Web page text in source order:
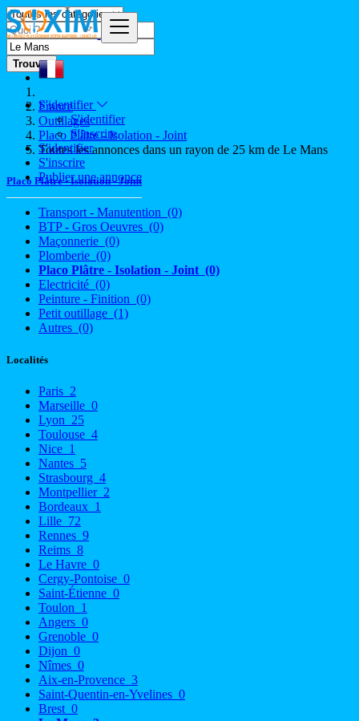
S'identifier
S'identifier
S'inscrire
S'identifier
S'inscrire
Publier une annonce
Trouver
France
Outillages
Placo Plâtre - Isolation - Joint
Toutes les annonces dans un rayon de 25 km de Le Mans
Placo Plâtre - Isolation - Joint
Transport - Manutention (0)
BTP - Gros Oeuvres (0)
Maçonnerie (0)
Plomberie (0)
Placo Plâtre - Isolation - Joint (0)
Electricité (0)
Peinture - Finition (0)
Petit outillage (1)
Autres (0)
Localités
Paris 2
Marseille 0
Lyon 25
Toulouse 4
Nice 1
Nantes 5
Strasbourg 4
Montpellier 2
Bordeaux 1
Lille 72
Rennes 9
Reims 8
Le Havre 0
Cergy-Pontoise 0
Saint-Étienne 0
Toulon 1
Angers 0
Grenoble 0
Dijon 0
Nîmes 0
Aix-en-Provence 3
Saint-Quentin-en-Yvelines 0
Brest 0